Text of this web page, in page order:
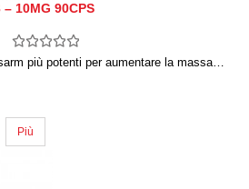
– 10MG 90CPS
più potenti per aumentare la massa…
Più